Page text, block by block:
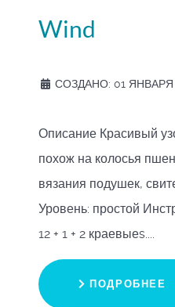
Wind
СОЗДАНО: 01 ЯНВАРЯ
Описание Красивый
похож на колосья
вязания подушек,
Уровень: простой
12 + 1 + 2 краевыеs....
ПОДРОБНЕЕ